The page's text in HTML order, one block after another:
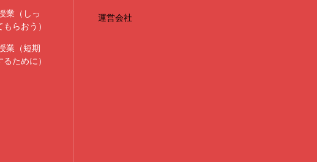
業（しっ
らおう）
業（短期
ために）
運営会社